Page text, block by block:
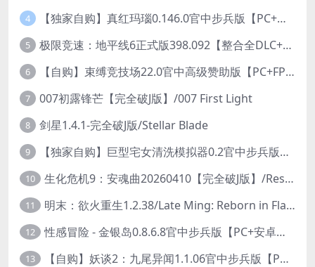
4 【独家自购】真红玛瑙0.146.0官中步兵版【PC+安卓模拟器+ACT神作+存档+作弊】/纯净的红玛瑙/Pure Onyx【3.14G】
5 极限竞速：地平线6正式版398.092【整合全DLC+614辆车存档】/Forza Horizon 6
6 【自购】束缚竞技场22.0官中高级赞助版【PC+FPS枪战射击/ACT动作/捏人/团队】/Bondage Arena Premium【43.7G】
7 007初露锋芒【完全破J版】/007 First Light
8 剑星1.4.1-完全破J版/Stellar Blade
9 【独家自购】巨型宅女清洗模拟器0.2官中步兵版【PC+安卓模拟器+3D互动SLG/开放世界/2026.6.6日新作】/巨人老婆清洗模拟器/Giant Waifu Wash Simulator【3G】
10 生化危机9：安魂曲20260410【完全破J版】/Resident Evil Requiem 9
11 明末：欲火重生1.2.38/Late Ming: Reborn in Flames
12 性感冒险 - 金银岛0.8.6.8官中步兵版【PC+安卓模拟器+3D生存冒险/开放世界/精品沙盒/扶她】/ Sensual Adventures - Treasure Island【9.3G】
13 【自购】妖谈2：九尾异闻1.1.06官中步兵版【PC+安卓模拟器+植物大战僵尸H版+塔防SLG】/Yokai Art 2- Tales of the Nine-Tails【4.13G】